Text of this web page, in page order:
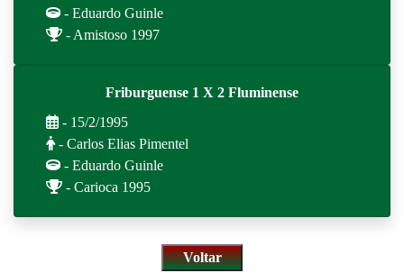
- Eduardo Guinle
- Amistoso 1997
Friburguense 1 X 2 Fluminense
- 15/2/1995
- Carlos Elias Pimentel
- Eduardo Guinle
- Carioca 1995